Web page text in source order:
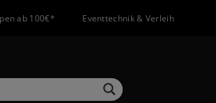
ab 100€* Eventtechnik & Verleih